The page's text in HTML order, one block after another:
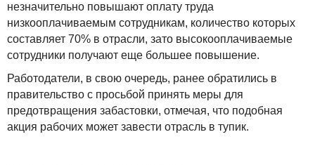
незначительно повышают оплату труда
низкооплачиваемым сотрудникам, количество которых
составляет 70% в отрасли, зато высокооплачиваемые
сотрудники получают еще большее повышение.
Работодатели, в свою очередь, ранее обратились в
правительство с просьбой принять меры для
предотвращения забастовки, отмечая, что подобная
акция рабочих может завести отрасль в тупик.